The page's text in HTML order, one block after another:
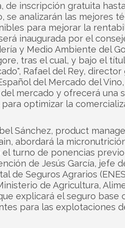
de inscripción gratuita
se analizarán las mejores
para mejorar la
inaugurada por el
y Medio Ambiente del
tras el cual, y bajo el
Rafael del Rey, director
del Mercado del
mercado y ofrecerá una
optimizar la
Sánchez, product
abordará la
turno de ponencias
de Jesús García, jefe
de Seguros Agrarios
de Agricultura,
explicará el seguro base
para las explotaciones